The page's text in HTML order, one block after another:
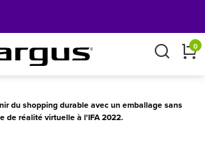
× 0
du shopping durable avec un emballage sans
de réalité virtuelle à l'IFA 2022.